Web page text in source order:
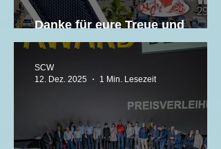
Danke für eure Treue und
schöne Weihnachten! 🎄
SCW
12. Dez. 2025
1 Min. Lesezeit